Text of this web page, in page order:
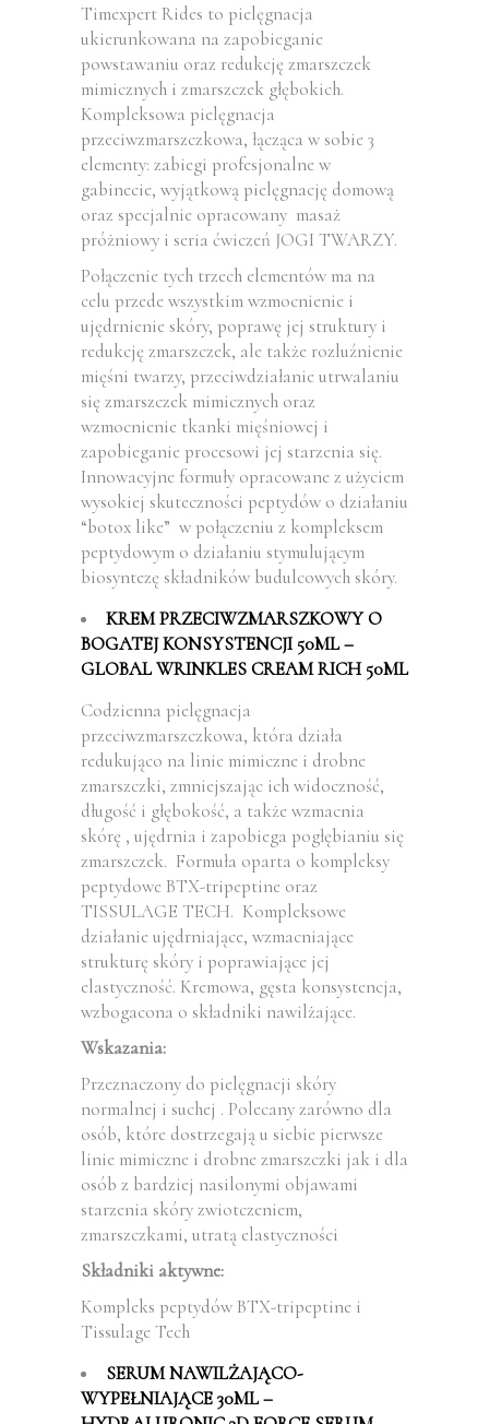
Timexpert Rides to pielęgnacja
ukierunkowana na zapobieganie
powstawaniu oraz redukcję zmarszczek
mimicznych i zmarszczek głębokich.
Kompleksowa pielęgnacja
przeciwzmarszczkowa, łącząca w sobie 3
elementy: zabiegi profesjonalne w
gabinecie, wyjątkową pielęgnację domową
oraz specjalnie opracowany masaż
próżniowy i seria ćwiczeń JOGI TWARZY.
Połączenie tych trzech elementów ma na
celu przede wszystkim wzmocnienie i
ujędrnienie skóry, poprawę jej struktury i
redukcję zmarszczek, ale także rozluźnienie
mięśni twarzy, przeciwdziałanie utrwalaniu
się zmarszczek mimicznych oraz
wzmocnienie tkanki mięśniowej i
zapobieganie procesowi jej starzenia się.
Innowacyjne formuły opracowane z użyciem
wysokiej skuteczności peptydów o działaniu
“botox like” w połączeniu z kompleksem
peptydowym o działaniu stymulującym
biosyntezę składników budulcowych skóry.
KREM PRZECIWZMARSZKOWY O
BOGATEJ KONSYSTENCJI 50ML –
GLOBAL WRINKLES CREAM RICH 50ML
Codzienna pielęgnacja
przeciwzmarszczkowa, która działa
redukująco na linie mimiczne i drobne
zmarszczki, zmniejszając ich widoczność,
długość i głębokość, a także wzmacnia
skórę , ujędrnia i zapobiega pogłębianiu się
zmarszczek. Formuła oparta o kompleksy
peptydowe BTX-tripeptine oraz
TISSULAGE TECH. Kompleksowe
działanie ujędrniające, wzmacniające
strukturę skóry i poprawiające jej
elastyczność. Kremowa, gęsta konsystencja,
wzbogacona o składniki nawilżające.
Wskazania:
Przeznaczony do pielęgnacji skóry
normalnej i suchej . Polecany zarówno dla
osób, które dostrzegają u siebie pierwsze
linie mimiczne i drobne zmarszczki jak i dla
osób z bardziej nasilonymi objawami
starzenia skóry zwiotczeniem,
zmarszczkami, utratą elastyczności
Składniki aktywne:
Kompleks peptydów BTX-tripeptine i
Tissulage Tech
SERUM NAWILŻAJĄCO-
WYPEŁNIAJĄCE 30ML –